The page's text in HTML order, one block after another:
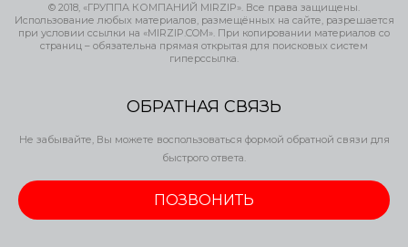
© 2018, «ГРУППА КОМПАНИЙ MIRZIP». Все права защищены.
Использование любых материалов, размещённых на сайте, разрешается
при условии ссылки на «MIRZIP.COM». При копировании материалов со
страниц – обязательна прямая открытая для поисковых систем
гиперссылка.
ОБРАТНАЯ СВЯЗЬ
Не забывайте, Вы можете воспользоваться формой обратной связи для
быстрого ответа.
ПОЗВОНИТЬ